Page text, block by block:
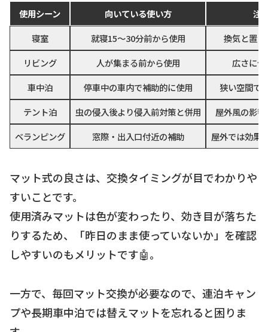
使用シーン 向いている使い方
注
寝室
就寝15〜30分前から使用
換気と置
リビング
人が集まる前から使用
広さに
車中泊
停車中の車内で補助的に使用
狭い空間で
テント泊
虫の侵入後より侵入前対策と併用
屋外風の影
ベランピング
窓際・出入口付近の補助 屋外では効果
マット式の良さは、交換タイミングが目でわかりや
すいことです。
使用済みマットは色が変わったり、効き目が落ちた
りするため、「昨日のまま使っていないか」を確認
しやすいのもメリットです🤖。
一方で、毎回マット交換が必要なので、連泊キャン
プや長期車中泊では替えマットを忘れると困りま